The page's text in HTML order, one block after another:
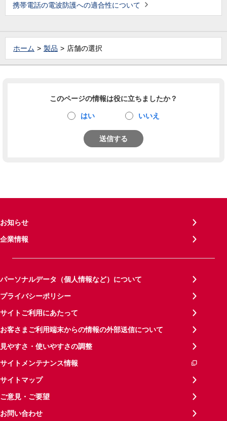
携帯電話の電波防護への適合性について
ホーム 製品 店舗の選択
このページの情報は役に立ちましたか？
はい いいえ
送信する
お知らせ
企業情報
パーソナルデータ（個人情報など）について
プライバシーポリシー
サイトご利用にあたって
お客さまご利用端末からの情報の外部送信について
見やすさ・使いやすさの調整
サイトメンテナンス情報
サイトマップ
ご意見・ご要望
お問い合わせ